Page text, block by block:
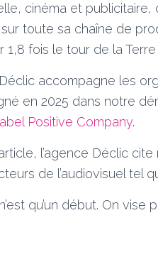
cinéma et
toute sa chaîne de
1,8 fois le tour de la
Déclic accompagne les
en 2025 dans notre
Positive Company.
l’agence Déclic
de l’audiovisuel
qu’un début. On vise